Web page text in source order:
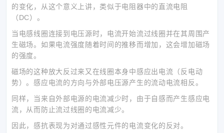
的变化，从这个意义上讲，类似于电阻器中的直流电阻
（DC）。
当电感线圈连接到电压源时，电流开始流过线圈并在其周围产
生磁场。如果电流强度随着时间的推移而增加，这会增加磁场
的强度。
磁场的这种放大反过来又在线圈本身中感应出电流（反电动
势）。感应电流的方向与外部电压源产生的流动电流相反。
同样，当来自外部电源的电流减少时，由于自感而产生感应电
流，从而防止流过线圈的电流减少。
因此，感抗表现为对通过感性元件的电流变化的反对。